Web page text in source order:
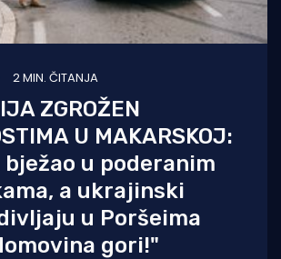
2 MIN. ČITANJA
ZGROŽEN
U MAKARSKOJ:
bježao u poderanim
a ukrajinski
u Poršeima
gori!"